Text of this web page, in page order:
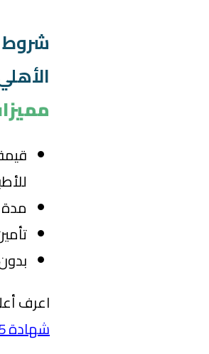
شروط
مدة
اعرف
شهادة 25%: ايه أعلى الشهادات فائدة في البنوك دلوقتي؟